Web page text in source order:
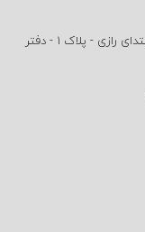
تهران - خیابان جمهوری - تقاطع شیخ هادی - ابتدای رازی - پلاک 1 - دفتر